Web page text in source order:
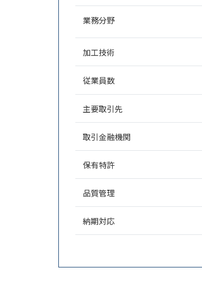
業務分野
加工技術
従業員数
主要取引先
取引金融機関
保有特許
品質管理
納期対応